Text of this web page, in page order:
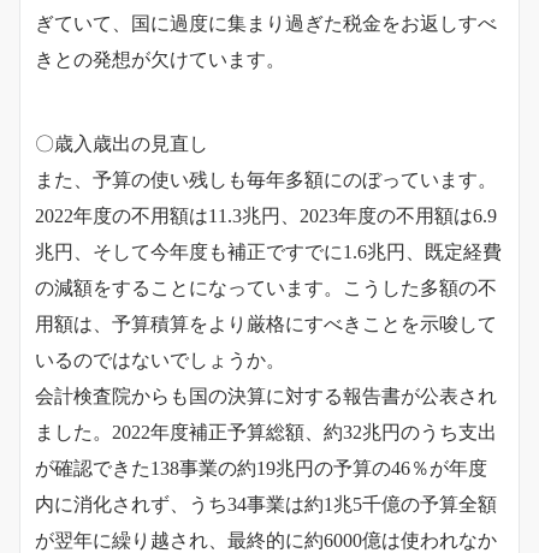
ぎていて、国に過度に集まり過ぎた税金をお返しすべ
きとの発想が欠けています。
〇歳入歳出の見直し
また、予算の使い残しも毎年多額にのぼっています。
2022年度の不用額は11.3兆円、2023年度の不用額は6.9
兆円、そして今年度も補正ですでに1.6兆円、既定経費
の減額をすることになっています。こうした多額の不
用額は、予算積算をより厳格にすべきことを示唆して
いるのではないでしょうか。
会計検査院からも国の決算に対する報告書が公表され
ました。2022年度補正予算総額、約32兆円のうち支出
が確認できた138事業の約19兆円の予算の46％が年度
内に消化されず、うち34事業は約1兆5千億の予算全額
が翌年に繰り越され、最終的に約6000億は使われなか